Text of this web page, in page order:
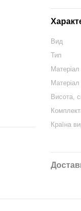
Вид
Тип
Висота,
Країна